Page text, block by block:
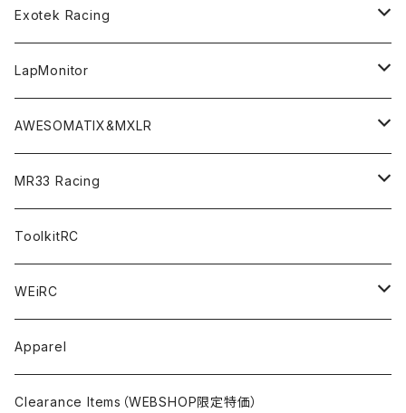
Option Parts For TRF420,420X
Option Parts For TA08/TA08R
TA08
TA08R
Option Parts For XRAY T4
Option Parts For YOKOMO BD9
Option Parts For YOKOMO BD8
Accessories
Discontinued Products
Option Parts For A800R
CREST ESC
CREST X EVO
CRESR RS120
CREST Stocki Motor
CREST Modi Motor
Special Set（ZEROTRIBEオリジナル）
LMH （1/10 190mm）
M-Chassis（1/10 W/B210-225mm）
F1（1/10）
Accessories＜バッグ/その他製品＞
Stencils＜エアブラシ用ステンシル＞
SP1＜組立キット／スペアー＆オプションパーツ＞
SP1-F＜組立キット／スペアー＆オプションパーツ＞
Awesomatix
A800MMX
A800R
XRAY
X4
X4F
Accessories
YOKOMO
BD12
BD11
MUGEN
MTC2
SANWA
Bodyshell Accessories
Setup Tools
Pit Accessories
Radio Accessories
Option Parts
Electronics
Tire Cleaner/Additive
Exotek Racing
Bodies
F1ULTRA
RUBBER TIRES＆WHEEL
LapMonitor
Decoder
Transponder
Accessories
AWESOMATIX&MXLR
A800R（KIT＆Spare & Optional）
A12（KIT＆Spare & Optional）
MR33 Racing
Chemicals＜ケミカル＞
Shock Oil＜ショックオイル＞
Diff Oil＜デフオイル＞
Tires＜タイヤ関連＞
Additive＜グリップ剤＞
Glue＜瞬間接着剤＞
OptionParts＜オプションパーツ＞
AWESOMATIX A800R＜A800R用オプション＞
Accessories＜アクセサリー＞
ToolkitRC
WEiRC
Spring Steel Chassis
DLC Black Spring Steel Chassis
Apparel
Clearance Items（WEBSHOP限定特価）